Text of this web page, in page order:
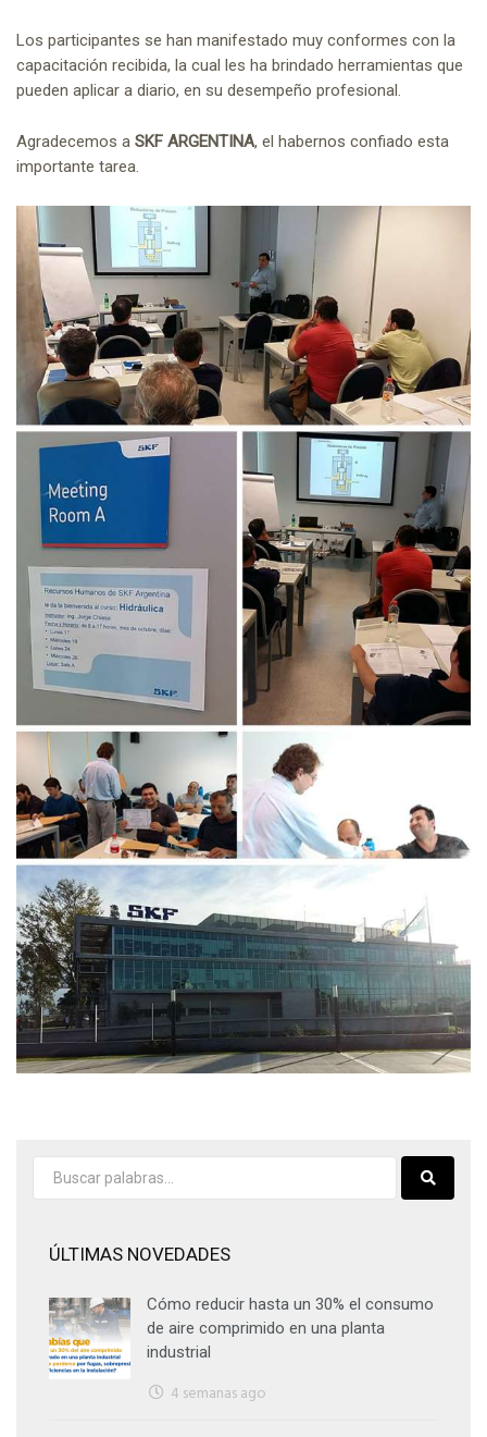
Los participantes se han manifestado muy conformes con la
capacitación recibida, la cual les ha brindado herramientas que
pueden aplicar a diario, en su desempeño profesional.
Agradecemos a SKF ARGENTINA, el habernos confiado esta
importante tarea.
ÚLTIMAS NOVEDADES
Cómo reducir hasta un 30% el consumo
de aire comprimido en una planta
industrial
4 semanas ago